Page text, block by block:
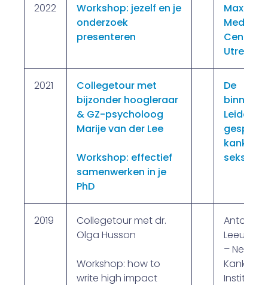
2022
Workshop: jezelf en je
onderzoek
presenteren
Maxima
Medisch
Utrecht
2021
Collegetour met
bijzonder hoogleraar
& GZ-psycholoog
Marije van der Lee
Workshop: effectief
samenwerken in je
PhD
De
Leiden –
gesprek
kanker
seks
2019
Collegetour met dr.
Olga Husson
Workshop: how to
write high impact
Antoni
–
Kanker
Instituut